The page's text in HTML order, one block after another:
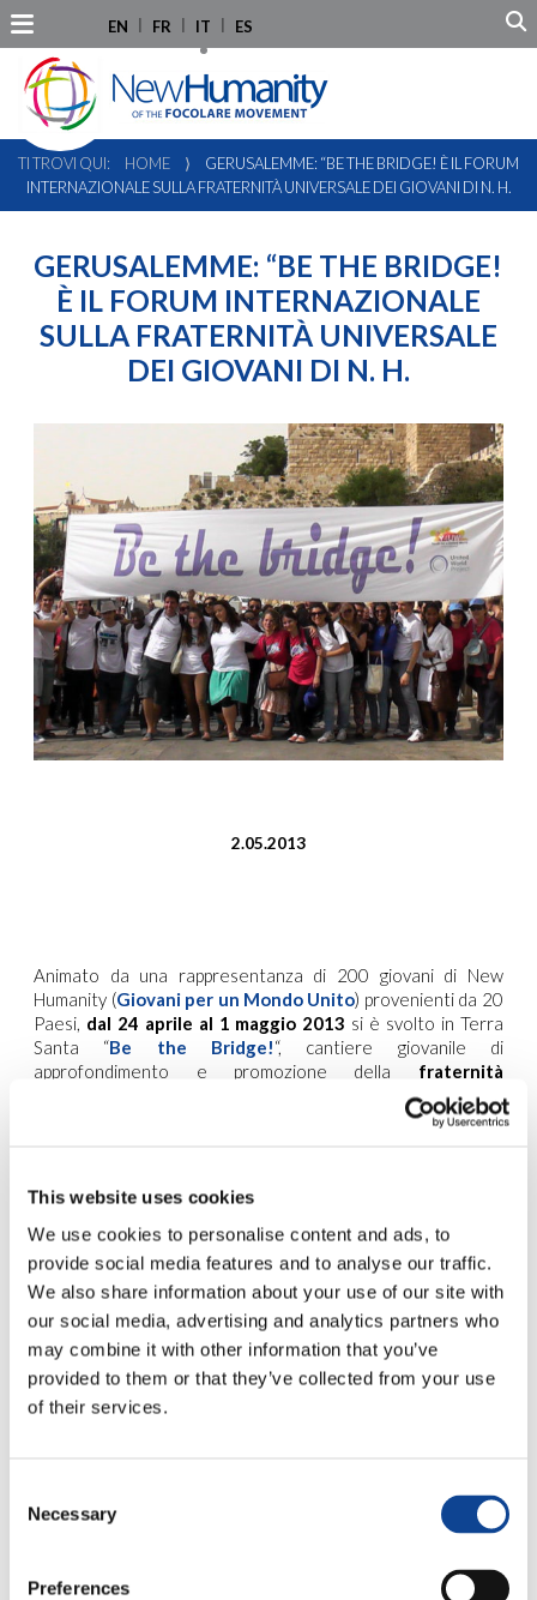
This website uses cookies
We use cookies to personalise content and ads, to
provide social media features and to analyse our traffic.
We also share information about your use of our site with
our social media, advertising and analytics partners who
may combine it with other information that you’ve
provided to them or that they’ve collected from your use
of their services.
Selection
Necessary
Preferences
EN FR IT ES
TI TROVI QUI: HOME ⟩
GERUSALEMME: “BE THE BRIDGE! È IL FORUM
INTERNAZIONALE SULLA FRATERNITÀ UNIVERSALE DEI GIOVANI DI N. H.
GERUSALEMME: “BE THE BRIDGE!
È IL FORUM INTERNAZIONALE
SULLA FRATERNITÀ UNIVERSALE
DEI GIOVANI DI N. H.
2.05.2013
Animato da una rappresentanza di 200 giovani di New
Humanity (Giovani per un Mondo Unito) provenienti da 20
Paesi, dal 24 aprile al 1 maggio 2013 si è svolto in Terra
Santa “Be the Bridge!“, cantiere giovanile di
approfondimento e promozione della fraternità
Terra Santa,
workshop artistici e musicali e
riflessionesul tema della fraternità universale.
Il titolo dell’evento chiariva lo spirito di fondo che ha
animato gli otto giorni di viaggio: l’importanza di essere
ponti protesi verso l’altro
, sempre alla ricerca di un dialogo
fraterno.
Una tappa particolamente signficativa del viaggio è avvenuta
il 25 aprile presso ilPeace Center di Betlemme. Qui, la
delegazione dei giovani di New Humnity è stata ricevuta
dalla dott.ssaVera Baboun, sindaco della città.
.
l’umanità dell’altro”